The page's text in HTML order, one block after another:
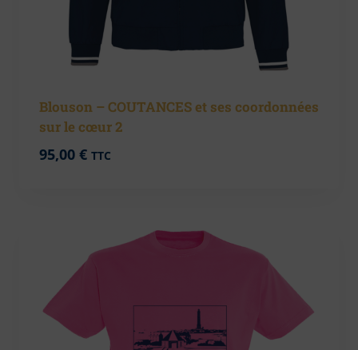
Blouson – COUTANCES et ses coordonnées
sur le cœur 2
95,00 € TTC